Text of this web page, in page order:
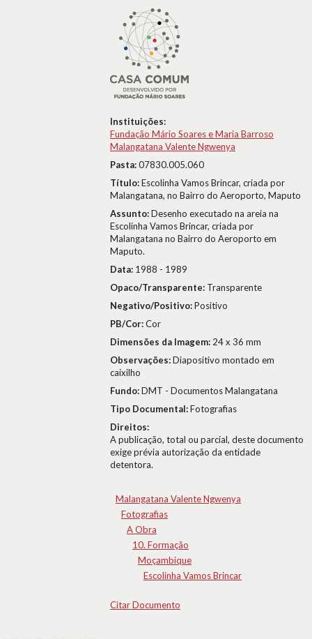
Instituições:
Fundação Mário Soares e Maria Barroso
Malangatana Valente Ngwenya
Pasta:07830.005.060
Título:Escolinha Vamos Brincar, criada por
Malangatana, no Bairro do Aeroporto, Maputo
Assunto:Desenho executado na areia na
Escolinha Vamos Brincar, criada por
Malangatana no Bairro do Aeroporto em
Maputo.
Data: 1988 - 1989
Opaco/Transparente: Transparente
Negativo/Positivo:Positivo
PB/Cor:Cor
Dimensões da Imagem: 24 x 36 mm
Observações:Diapositivo montado em
caixilho
Fundo:DMT - Documentos Malangatana
Tipo Documental:Fotografias
Direitos:
A publicação, total ou parcial, deste documento
exige prévia autorização da entidade
detentora.
Malangatana Valente Ngwenya
Fotografias
A Obra
10. Formação
Moçambique
Escolinha Vamos Brincar
Citar Documento